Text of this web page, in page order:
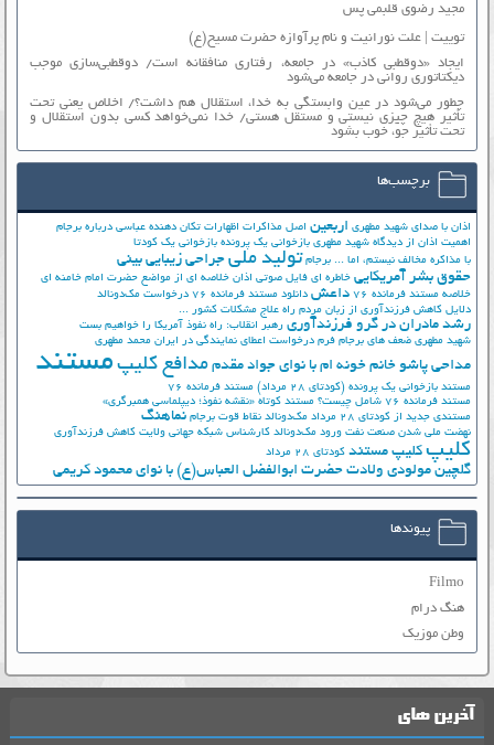
مجید رضوی قلبمی پس
توییت | علت نورانیت و نام پرآوازه حضرت مسیح(ع)
ایجاد «دوقطبی کاذب» در جامعه، رفتاری منافقانه است/ دوقطبی‌سازی موجب
دیکتاتوری روانی در جامعه می‌شود
چطور می‌شود در عین وابستگی به خدا، استقلال هم داشت؟/ اخلاص یعنی تحت
تأثیر هیچ چیزی نیستی و مستقل هستی/ خدا نمی‌خواهد کسی بدون استقلال و
تحت تأثیر جوّ، خوب بشود
برچسب‌ها
اذان با صدای شهید مطهری اربعین اصل مذاکرات اظهارات تکان دهنده عباسی درباره برجام
اهمیت اذان از دیدگاه شهید مطهری بازخوانی یک پرونده بازخوانی یک کودتا
با مذاکره مخالف نیستم، اما ... برجام تولید ملی جراحی زیبایی بینی
حقوق بشر آمریکایی خاطره ای فایل صوتی اذان خلاصه ای از مواضع حضرت امام خامنه ای
خلاصه مستند فرمانده 76
داعش دانلود مستند فرمانده 76
درخواست مک‌دونالد
دلایل کاهش فرزندآوری از زبان مردم راه علاج مشکلات کشور ...
رشد مادران در گرو فرزندآوری رهبر انقلاب: راه نفوذ آمریکا را خواهیم بست
شهید مطهری ضعف های برجام فرم درخواست اعطای نمایندگی در ایران محمد مطهری
مداحی پاشو خانم خونه ام با نوای جواد مقدم مدافع کلیپ مستند
مستند بازخوانی یک پرونده (کودتای 28 مرداد)
مستند فرمانده 76
مستند فرمانده 76 شامل چیست؟
مستند کوتاه «نقشه نفوذ؛ دیپلماسی همبرگری»
مستندی جدید از کودتای 28 مرداد
مک‌دونالد نقاط قوت برجام نماهنگ
نهضت ملي شدن صنعت نفت ورود مک‌دونالد کارشناس شبکه جهانی ولایت کاهش فرزندآوری
کلیپ کلیپ مستند کودتای 28 مرداد
گلچین مولودی ولادت حضرت ابوالفضل العباس(ع) با نوای محمود کریمی
پیوندها
Filmo
هنگ درام
وطن موزیک
آخرین های